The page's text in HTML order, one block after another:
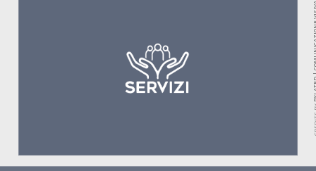
PXLATED